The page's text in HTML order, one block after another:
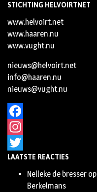
STICHTING HELVOIRTNET
www.helvoirt.net
www.haaren.nu
www.vught.nu
nieuws@helvoirt.net
info@haaren.nu
nieuws@vught.nu
Facebook
Instagram
Twitter
LAATSTE REACTIES
Nelleke de bresser op
Berkelmans